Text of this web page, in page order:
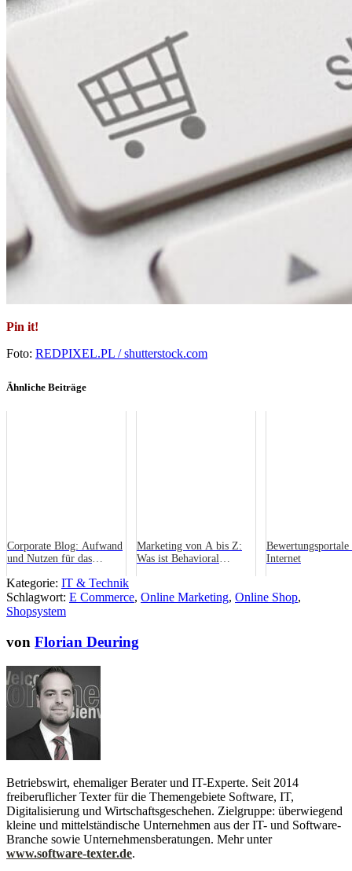
Pin it!
Foto: REDPIXEL.PL / shutterstock.com
Ähnliche Beiträge
Corporate Blog: Aufwand
und Nutzen für das
Marketing von A bis Z:
Was ist Behavioral
Internet
Kategorie: IT & Technik
Schlagwort: E Commerce, Online Marketing, Online Shop,
Shopsystem
von Florian Deuring
Betriebswirt, ehemaliger Berater und IT-Experte. Seit 2014
freiberuflicher Texter für die Themengebiete Software, IT,
Digitalisierung und Wirtschaftsgeschehen. Zielgruppe: überwiegend
kleine und mittelständische Unternehmen aus der IT- und Software-
Branche sowie Unternehmensberatungen. Mehr unter
www.software-texter.de.